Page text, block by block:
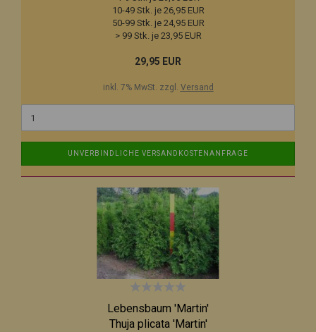
10-49 Stk. je 26,95 EUR
50-99 Stk. je 24,95 EUR
> 99 Stk. je 23,95 EUR
29,95 EUR
inkl. 7% MwSt. zzgl. Versand
UNVERBINDLICHE VERSANDKOSTENANFRAGE
Lebensbaum 'Martin'
Thuja plicata 'Martin'